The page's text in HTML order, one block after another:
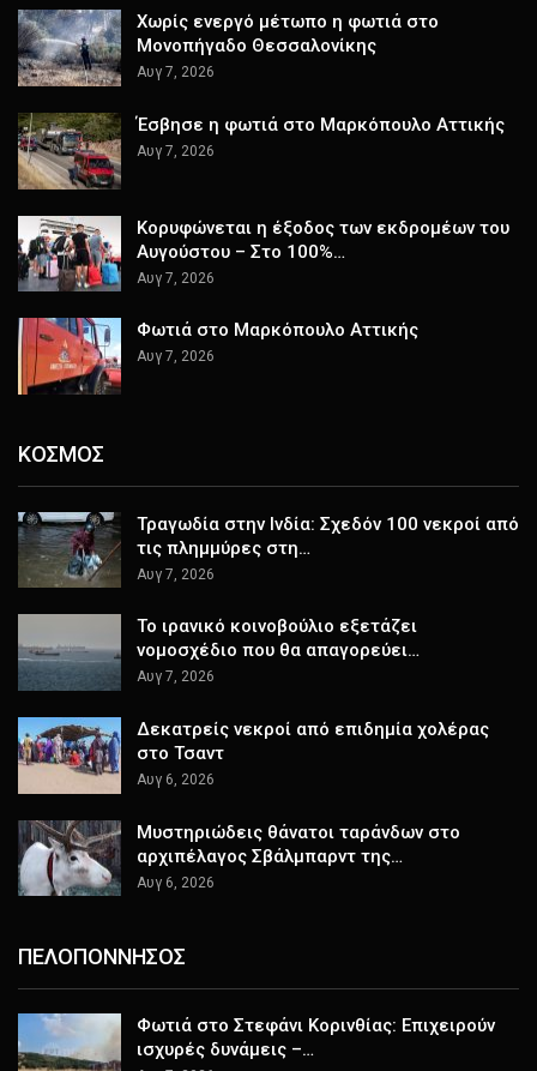
Χωρίς ενεργό μέτωπο η φωτιά στο
Μονοπήγαδο Θεσσαλονίκης
Αυγ 7, 2026
Έσβησε η φωτιά στο Μαρκόπουλο Αττικής
Αυγ 7, 2026
Κορυφώνεται η έξοδος των εκδρομέων του
Αυγούστου – Στο 100%…
Αυγ 7, 2026
Φωτιά στο Μαρκόπουλο Αττικής
Αυγ 7, 2026
ΚΟΣΜΟΣ
Τραγωδία στην Ινδία: Σχεδόν 100 νεκροί από
τις πλημμύρες στη…
Αυγ 7, 2026
Το ιρανικό κοινοβούλιο εξετάζει
νομοσχέδιο που θα απαγορεύει…
Αυγ 7, 2026
Δεκατρείς νεκροί από επιδημία χολέρας
στο Τσαντ
Αυγ 6, 2026
Μυστηριώδεις θάνατοι ταράνδων στο
αρχιπέλαγος Σβάλμπαρντ της…
Αυγ 6, 2026
ΠΕΛΟΠΟΝΝΗΣΟΣ
Φωτιά στο Στεφάνι Κορινθίας: Επιχειρούν
ισχυρές δυνάμεις –…